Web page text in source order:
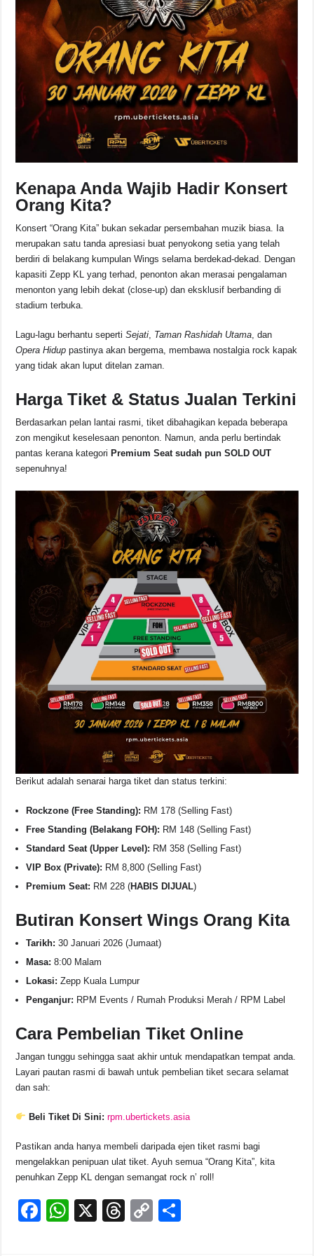
Kenapa Anda Wajib Hadir Konsert
Orang Kita?
Konsert “Orang Kita” bukan sekadar persembahan muzik biasa. Ia
merupakan satu tanda apresiasi buat penyokong setia yang telah
berdiri di belakang kumpulan Wings selama berdekad-dekad. Dengan
kapasiti Zepp KL yang terhad, penonton akan merasai pengalaman
menonton yang lebih dekat (close-up) dan eksklusif berbanding di
stadium terbuka.
Lagu-lagu berhantu sepertiSejati, Taman Rashidah Utama, dan
Opera Hidup pastinya akan bergema, membawa nostalgia rock kapak
yang tidak akan luput ditelan zaman.
Harga Tiket & Status Jualan Terkini
Berdasarkan pelan lantai rasmi, tiket dibahagikan kepada beberapa
zon mengikut keselesaan penonton. Namun, anda perlu bertindak
pantas kerana kategori Premium Seat sudah pun SOLD OUT
sepenuhnya!
Berikut adalah senarai harga tiket dan status terkini:
Rockzone (Free Standing): RM 178 (Selling Fast)
Free Standing (Belakang FOH): RM 148 (Selling Fast)
Standard Seat (Upper Level): RM 358 (Selling Fast)
VIP Box (Private): RM 8,800 (Selling Fast)
Premium Seat: RM 228 (HABIS DIJUAL)
Butiran Konsert Wings Orang Kita
Tarikh: 30 Januari 2026 (Jumaat)
Masa: 8:00 Malam
Lokasi: Zepp Kuala Lumpur
Penganjur: RPM Events / Rumah Produksi Merah / RPM Label
Cara Pembelian Tiket Online
Jangan tunggu sehingga saat akhir untuk mendapatkan tempat anda.
Layari pautan rasmi di bawah untuk pembelian tiket secara selamat
dan sah:
Beli Tiket Di Sini: rpm.ubertickets.asia
Pastikan anda hanya membeli daripada ejen tiket rasmi bagi
mengelakkan penipuan ulat tiket. Ayuh semua “Orang Kita”, kita
penuhkan Zepp KL dengan semangat rock n’ roll!
F
W
X
T
C